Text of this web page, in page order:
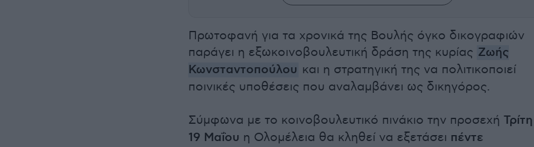
Πρωτοφανή για τα χρονικά της Βουλής όγκο δικογραφιών
παράγει η εξωκοινοβουλευτική δράση της κυρίας Ζωής
Κωνσταντοπούλου και η στρατηγική της να πολιτικοποιεί
ποινικές υποθέσεις που αναλαμβάνει ως δικηγόρος.
Σύμφωνα με το κοινοβουλευτικό πινάκιο την προσεχή Τρίτη
19 Μαΐου η Ολομέλεια θα κληθεί να εξετάσει πέντε